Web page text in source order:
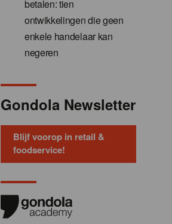
betalen: tien
ontwikkelingen die geen
enkele handelaar kan
negeren
Gondola Newsletter
Blijf voorop in retail &
foodservice!